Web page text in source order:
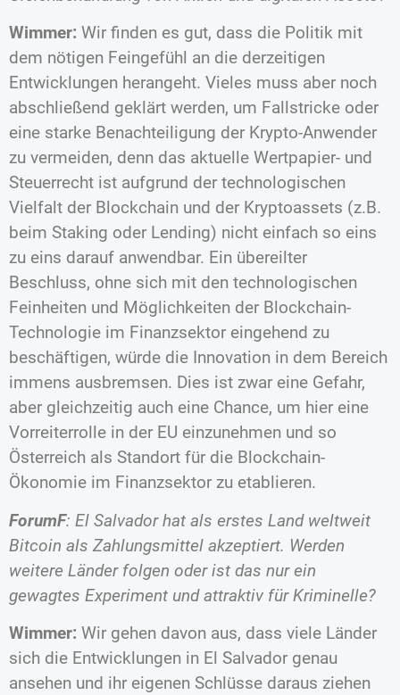
Wimmer: Wir finden es gut, dass die Politik mit
dem nötigen Feingefühl an die derzeitigen
Entwicklungen herangeht. Vieles muss aber noch
abschließend geklärt werden, um Fallstricke oder
eine starke Benachteiligung der Krypto-Anwender
zu vermeiden, denn das aktuelle Wertpapier- und
Steuerrecht ist aufgrund der technologischen
Vielfalt der Blockchain und der Kryptoassets (z.B.
beim Staking oder Lending) nicht einfach so eins
zu eins darauf anwendbar. Ein übereilter
Beschluss, ohne sich mit den technologischen
Feinheiten und Möglichkeiten der Blockchain-
Technologie im Finanzsektor eingehend zu
beschäftigen, würde die Innovation in dem Bereich
immens ausbremsen. Dies ist zwar eine Gefahr,
aber gleichzeitig auch eine Chance, um hier eine
Vorreiterrolle in der EU einzunehmen und so
Österreich als Standort für die Blockchain-
Ökonomie im Finanzsektor zu etablieren.
ForumF: El Salvador hat als erstes Land weltweit
Bitcoin als Zahlungsmittel akzeptiert. Werden
weitere Länder folgen oder ist das nur ein
gewagtes Experiment und attraktiv für Kriminelle?
Wimmer: Wir gehen davon aus, dass viele Länder
sich die Entwicklungen in El Salvador genau
ansehen und ihr eigenen Schlüsse daraus ziehen